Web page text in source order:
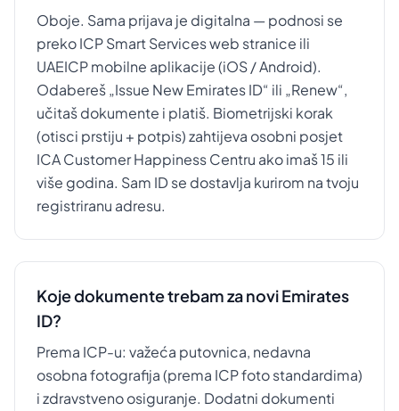
Oboje. Sama prijava je digitalna — podnosi se
preko ICP Smart Services web stranice ili
UAEICP mobilne aplikacije (iOS / Android).
Odabereš „Issue New Emirates ID“ ili „Renew“,
učitaš dokumente i platiš. Biometrijski korak
(otisci prstiju + potpis) zahtijeva osobni posjet
ICA Customer Happiness Centru ako imaš 15 ili
više godina. Sam ID se dostavlja kurirom na tvoju
registriranu adresu.
Koje dokumente trebam za novi Emirates
ID?
Prema ICP-u: važeća putovnica, nedavna
osobna fotografija (prema ICP foto standardima)
i zdravstveno osiguranje. Dodatni dokumenti